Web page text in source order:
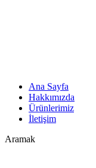
Ana Sayfa
Hakkımızda
Ürünlerimiz
İletişim
Aramak